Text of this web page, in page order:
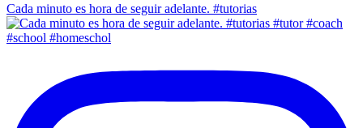
Cada minuto es hora de seguir adelante. #tutorias